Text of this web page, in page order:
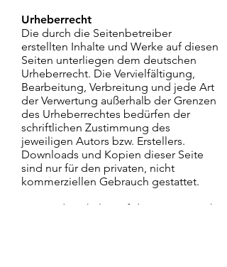
Urheberrecht
Die durch die Seitenbetreiber
erstellten Inhalte und Werke auf diesen
Seiten unterliegen dem deutschen
Urheberrecht. Die Vervielfältigung,
Bearbeitung, Verbreitung und jede Art
der Verwertung außerhalb der Grenzen
des Urheberrechtes bedürfen der
schriftlichen Zustimmung des
jeweiligen Autors bzw. Erstellers.
Downloads und Kopien dieser Seite
sind nur für den privaten, nicht
kommerziellen Gebrauch gestattet.
Soweit die Inhalte auf dieser Seite nicht